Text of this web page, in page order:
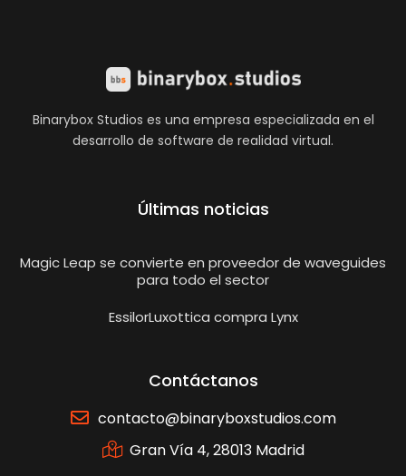
Binarybox Studios es una empresa especializada en el
desarrollo de software de realidad virtual.
Últimas noticias
Magic Leap se convierte en proveedor de waveguides
para todo el sector
EssilorLuxottica compra Lynx
Contáctanos
contacto@binaryboxstudios.com
Gran Vía 4, 28013 Madrid